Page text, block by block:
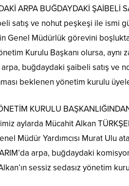
ARPA BUĞDAYDAKİ
satış ve nohut peşkeşi ile ismi
Genel Müdürlük görevini
Kurulu Başkanı olursa,
buğdaydaki şaibeli satış ve
beklenen yönetim kurulu
KURULU
aylarda Mücahit Alkan
Müdür Yardımcısı Murat Ulu
arpa, buğdaydaki
sessiz sedasız yönetim